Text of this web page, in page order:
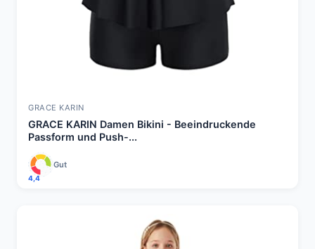
GRACE KARIN
GRACE KARIN Damen Bikini - Beeindruckende
Passform und Push-...
4,4
Gut